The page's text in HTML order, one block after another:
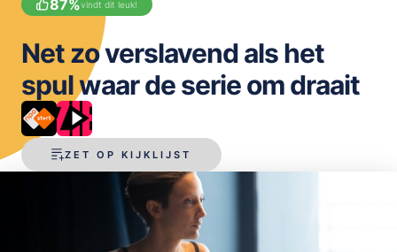
87%vindt dit leuk!
ZET OP KIJKLIJST
Net zo verslavend als het
spul waar de serie om draait